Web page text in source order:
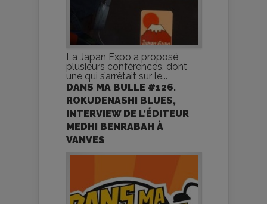
La Japan Expo a proposé
plusieurs conférences, dont
une qui s’arrêtait sur le...
DANS MA BULLE #126.
ROKUDENASHI BLUES,
INTERVIEW DE L’ÉDITEUR
MEDHI BENRABAH À
VANVES